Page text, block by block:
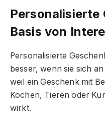
Personalisierte
Basis von
Personalisierte
besser, wenn sie sich
weil ein Geschenk mit
Kochen, Tieren oder
wirkt.